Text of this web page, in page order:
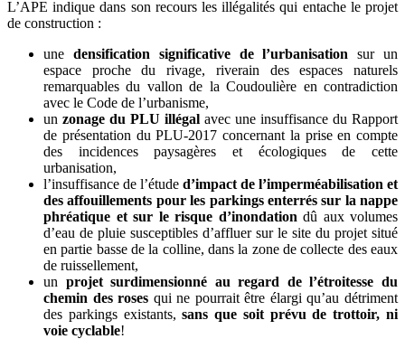
L’APE indique dans son recours les illégalités qui entache le projet
de construction :
une densification significative de l’urbanisation sur un
espace proche du rivage, riverain des espaces naturels
remarquables du vallon de la Coudoulière en contradiction
avec le Code de l’urbanisme,
un zonage du PLU illégal avec une insuffisance du Rapport
de présentation du PLU-2017 concernant la prise en compte
des incidences paysagères et écologiques de cette
urbanisation,
l’insuffisance de l’étude d’impact de l’imperméabilisation et
des affouillements pour les parkings enterrés sur la nappe
phréatique et sur le risque d’inondation dû aux volumes
d’eau de pluie susceptibles d’affluer sur le site du projet situé
en partie basse de la colline, dans la zone de collecte des eaux
de ruissellement,
un projet surdimensionné au regard de l’étroitesse du
chemin des roses qui ne pourrait être élargi qu’au détriment
des parkings existants,sans que soit prévu de trottoir, ni
voie cyclable!